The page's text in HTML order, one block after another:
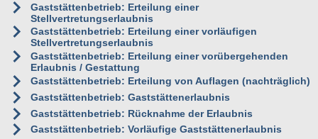
Gaststättenbetrieb: Erteilung einer
Stellvertretungserlaubnis
Gaststättenbetrieb: Erteilung einer vorläufigen
Stellvertretungserlaubnis
Gaststättenbetrieb: Erteilung einer vorübergehenden
Erlaubnis / Gestattung
Gaststättenbetrieb: Erteilung von Auflagen (nachträglich)
Gaststättenbetrieb: Gaststättenerlaubnis
Gaststättenbetrieb: Rücknahme der Erlaubnis
Gaststättenbetrieb: Vorläufige Gaststättenerlaubnis